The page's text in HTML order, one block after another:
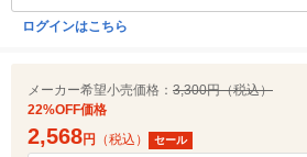
ログインはこちら
メーカー希望小売価格： 3,300円（税込）
22%OFF価格
2,568円 （税込） セール